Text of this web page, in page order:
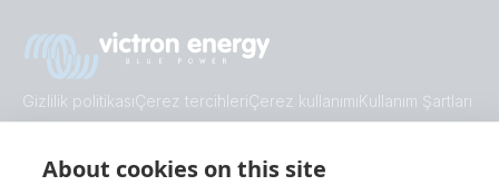
About cookies on this site
Gizlilik politikasıÇerez tercihleriÇerez kullanımıKullanım Şartları